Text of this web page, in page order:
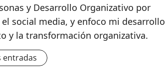
y Desarrollo Organizativo por
social media, y enfoco mi desarrollo
y la transformación organizativa.
entradas